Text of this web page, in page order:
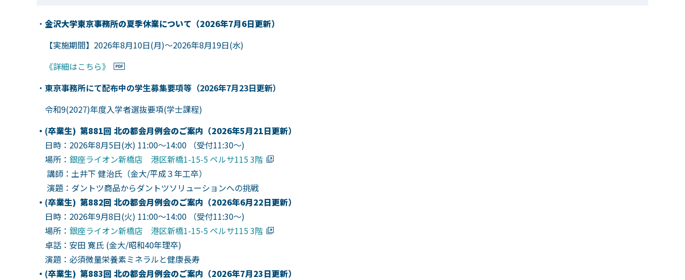
・ 金沢大学東京事務所の夏季休業について（2026年7月6日更新）
【実施期間】2026年8月10日(月)～2026年8月19日(水)
《詳細はこちら》
・ 東京事務所にて配布中の学生募集要項等（2026年7月23日更新）
令和9(2027)年度入学者選抜要項(学士課程)
・(卒業生) 第881回 北の都会月例会のご案内（2026年5月21日更新）
日時：2026年8月5日(水) 11:00～14:00 （受付11:30～)
場所： 銀座ライオン新橋店 港区新橋1-15-5 ペルサ115 3階
講師：土井下 健治氏（金大/平成３年工卒）
演題：ダントツ商品からダントツソリューションへの挑戦
・(卒業生) 第882回 北の都会月例会のご案内（2026年6月22日更新）
日時：2026年9月8日(火) 11:00～14:00 （受付11:30～)
場所： 銀座ライオン新橋店 港区新橋1-15-5 ペルサ115 3階
卓話： 安田 寛氏 (金大/昭和40年理卒)
演題： 必須微量栄養素ミネラルと健康長寿
・(卒業生) 第883回 北の都会月例会のご案内（2026年7月23日更新）